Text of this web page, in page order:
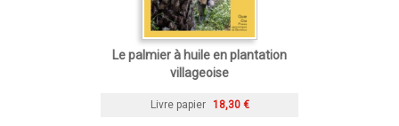
Le palmier à huile en plantation
villageoise
Livre papier 18,30 €